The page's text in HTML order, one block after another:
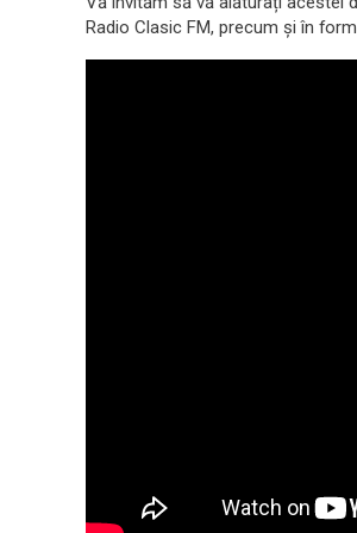
Radio Clasic FM, precum și în